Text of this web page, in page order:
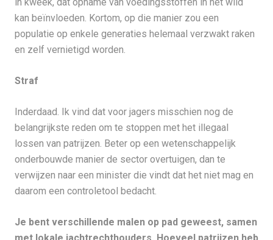
in kweek, dat opname van voedingsstoffen in het wild
kan beïnvloeden. Kortom, op die manier zou een
populatie op enkele generaties helemaal verzwakt raken
en zelf vernietigd worden.
Straf
Inderdaad. Ik vind dat voor jagers misschien nog de
belangrijkste reden om te stoppen met het illegaal
lossen van patrijzen. Beter op een wetenschappelijk
onderbouwde manier de sector overtuigen, dan te
verwijzen naar een minister die vindt dat het niet mag en
daarom een controletool bedacht.
Je bent verschillende malen op pad geweest, samen